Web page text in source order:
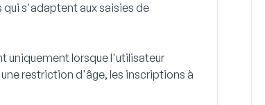
s'adaptent aux saisies de
uniquement lorsque l'utilisateur
restriction d'âge, les inscriptions à